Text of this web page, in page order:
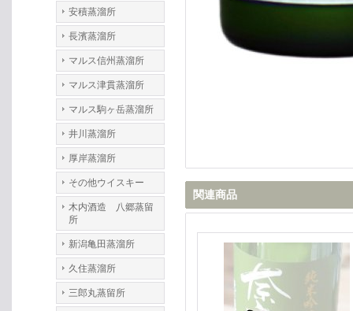
安積蒸溜所
長濱蒸溜所
マルス信州蒸溜所
マルス津貫蒸溜所
マルス駒ヶ岳蒸溜所
井川蒸溜所
厚岸蒸溜所
その他ウイスキー
木内酒造 八郷蒸留
所
新潟亀田蒸溜所
久住蒸溜所
三郎丸蒸留所
関連商品